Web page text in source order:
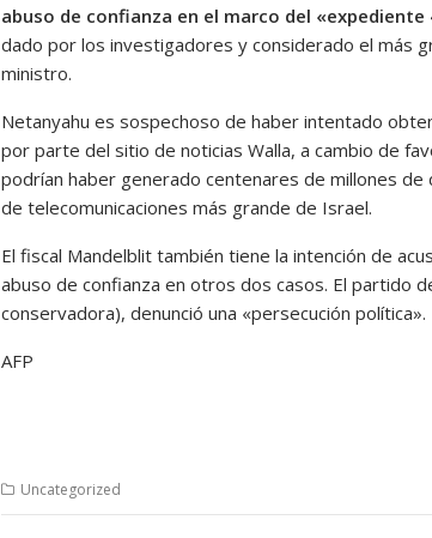
abuso de confianza en el marco del «expediente
dado por los investigadores y considerado el más
ministro.
Netanyahu es sospechoso de haber intentado
por parte del sitio de noticias Walla, a cambio de
podrían haber generado centenares de millones de
de telecomunicaciones más grande de Israel.
El fiscal Mandelblit también tiene la intención de
abuso de confianza en otros dos casos. El partido
conservadora), denunció una «persecución política».
AFP
Uncategorized